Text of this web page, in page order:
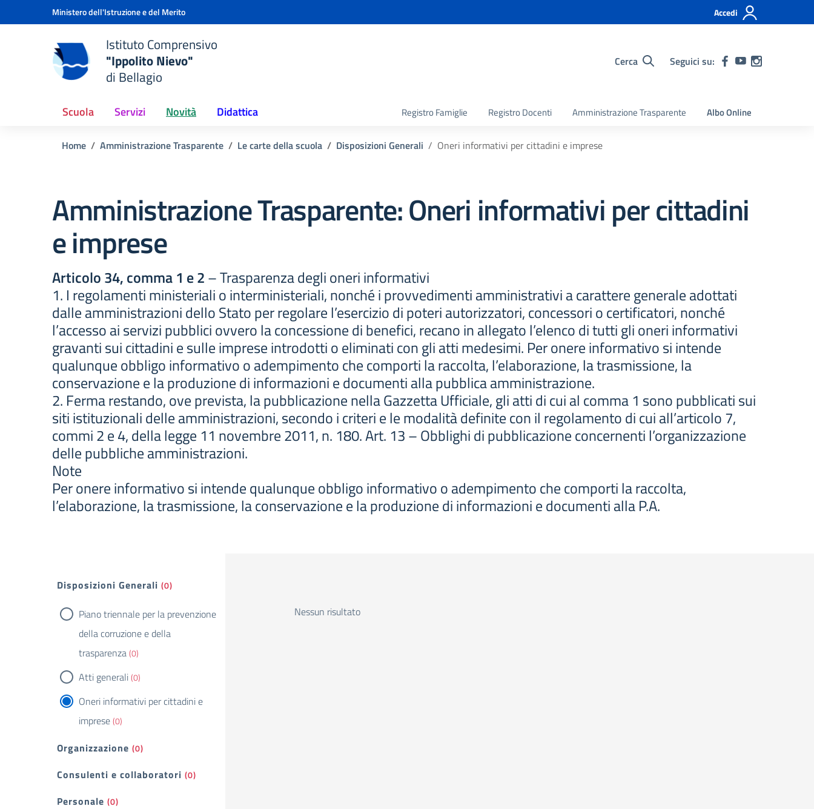
Vai ai contenuti
Vai al menu di navigazioneMinistero dell'Istruzione e del Merito Accedi
scuola
Istituto Comprensivo
"Ippolito Nievo"
di Bellagio
Cerca Seguici su:
Scuola Servizi Novità Didattica Registro Famiglie Registro Docenti Amministrazione Trasparente Albo Online
Home Amministrazione Trasparente Le carte della scuola Disposizioni Generali Oneri informativi per cittadini e imprese
Amministrazione Trasparente:Oneri informativi per cittadini
e imprese
Articolo 34, comma 1 e 2– Trasparenza degli oneri informativi
1. I regolamenti ministeriali o interministeriali, nonché i provvedimenti amministrativi a carattere generale adottati
dalle amministrazioni dello Stato per regolare l’esercizio di poteri autorizzatori, concessori o certificatori, nonché
l’accesso ai servizi pubblici ovvero la concessione di benefici, recano in allegato l’elenco di tutti gli oneri informativi
gravanti sui cittadini e sulle imprese introdotti o eliminati con gli atti medesimi. Per onere informativo si intende
qualunque obbligo informativo o adempimento che comporti la raccolta, l’elaborazione, la trasmissione, la
conservazione e la produzione di informazioni e documenti alla pubblica amministrazione.
2. Ferma restando, ove prevista, la pubblicazione nella Gazzetta Ufficiale, gli atti di cui al comma 1 sono pubblicati sui
siti istituzionali delle amministrazioni, secondo i criteri e le modalità definite con il regolamento di cui all’articolo 7,
commi 2 e 4, della legge 11 novembre 2011, n. 180. Art. 13 – Obblighi di pubblicazione concernenti l’organizzazione
delle pubbliche amministrazioni.
Note
Per onere informativo si intende qualunque obbligo informativo o adempimento che comporti la raccolta,
l’elaborazione, la trasmissione, la conservazione e la produzione di informazioni e documenti alla P.A.
Filtri
Disposizioni Generali (0)
Piano triennale per la prevenzione
della corruzione e della
trasparenza(0)
Atti generali(0)
Oneri informativi per cittadini e
imprese(0)
Organizzazione (0)
Consulenti e collaboratori (0)
Personale (0)
Nessun risultato